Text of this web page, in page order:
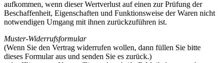
aufkommen, wenn dieser Wertverlust auf einen zur Prüfung der
Beschaffenheit, Eigenschaften und Funktionsweise der Waren nicht
notwendigen Umgang mit ihnen zurückzuführen ist.
Muster-Widerrufsformular
(Wenn Sie den Vertrag widerrufen wollen, dann füllen Sie bitte
dieses Formular aus und senden Sie es zurück.)